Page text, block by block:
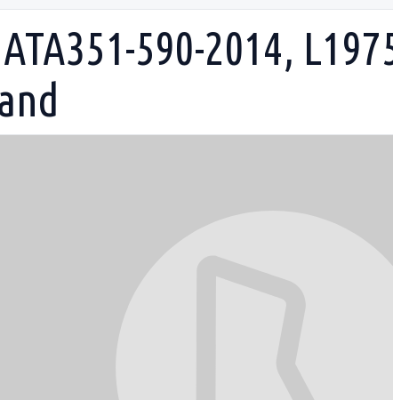
590-2014,